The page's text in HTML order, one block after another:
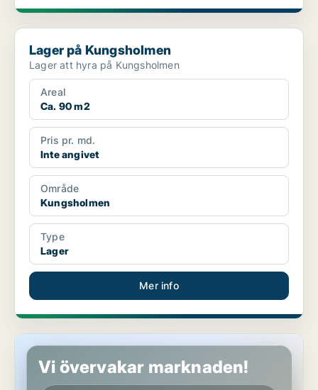
Lager på Kungsholmen
Lager på Kungsholmen
Lager att hyra på Kungsholmen
Areal
Ca. 90 m2
Pris pr. md.
Inte angivet
Område
Kungsholmen
Type
Lager
Mer info
Kontor på Kungsholmen
Vi övervakar marknaden!